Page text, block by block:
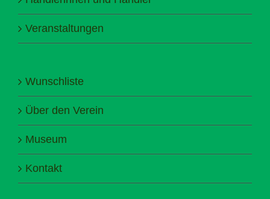
Veranstaltungen
Wunschliste
Über den Verein
Museum
Kontakt